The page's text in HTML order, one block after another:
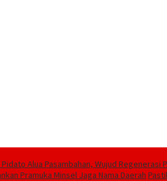
Pidato Alua Pasambahan, Wujud Regenerasi
Pramuka Minsel Jaga Nama Daerah